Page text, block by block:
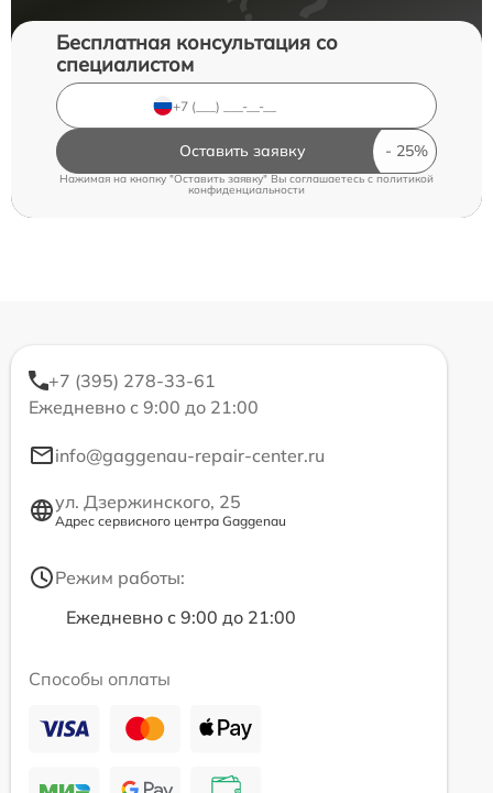
Бесплатная консультация со
специалистом
Оставить заявку
Нажимая на кнопку "Оставить заявку" Вы соглашаетесь c политикой
конфиденциальности
+7 (395) 278-33-61
Ежедневно с 9:00 до 21:00
info@gaggenau-repair-center.ru
ул. Дзержинского, 25
Адрес сервисного центра Gaggenau
Режим работы:
Ежедневно с 9:00 до 21:00
Способы оплаты